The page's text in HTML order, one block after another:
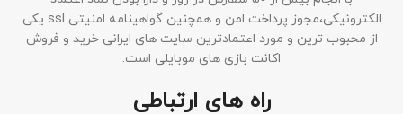
الکترونیکی،مجوز پرداخت امن و همچنین گواهینامه امنیتی ssl یکی
از محبوب ترین و مورد اعتمادترین سایت های ایرانی خرید و فروش
اکانت بازی های موبایلی است.
راه های ارتباطی